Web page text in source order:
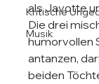
Kritische
Musik
als Javotte
Die drei
humorvollen
antanzen,
beiden